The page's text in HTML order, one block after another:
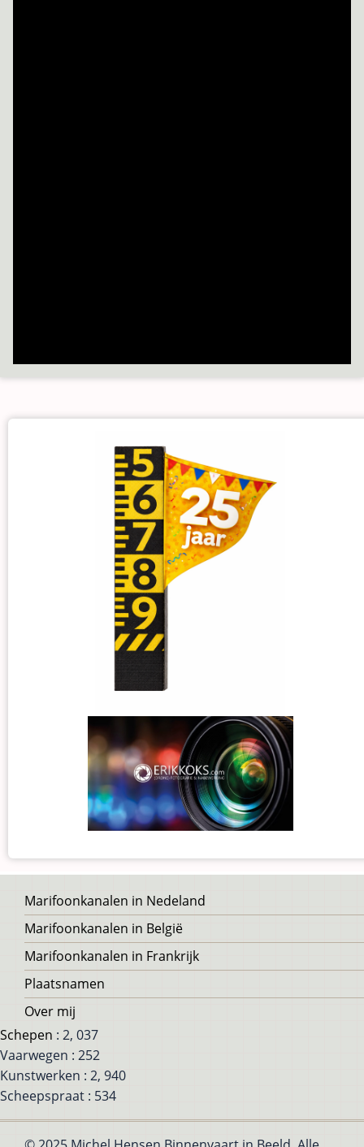
Voet
Marifoonkanalen in Nedeland
Marifoonkanalen in België
Marifoonkanalen in Frankrijk
Plaatsnamen
Over mij
Schepen : 2, 037
Vaarwegen : 252
Kunstwerken : 2, 940
Scheepspraat : 534